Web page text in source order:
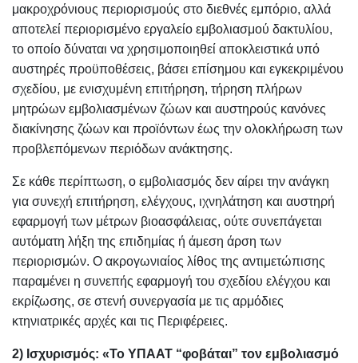
μακροχρόνιους περιορισμούς στο διεθνές εμπόριο, αλλά
αποτελεί περιορισμένο εργαλείο εμβολιασμού δακτυλίου,
το οποίο δύναται να χρησιμοποιηθεί αποκλειστικά υπό
αυστηρές προϋποθέσεις, βάσει επίσημου και εγκεκριμένου
σχεδίου, με ενισχυμένη επιτήρηση, τήρηση πλήρων
μητρώων εμβολιασμένων ζώων και αυστηρούς κανόνες
διακίνησης ζώων και προϊόντων έως την ολοκλήρωση των
προβλεπόμενων περιόδων ανάκτησης.
Σε κάθε περίπτωση, ο εμβολιασμός δεν αίρει την ανάγκη
για συνεχή επιτήρηση, ελέγχους, ιχνηλάτηση και αυστηρή
εφαρμογή των μέτρων βιοασφάλειας, ούτε συνεπάγεται
αυτόματη λήξη της επιδημίας ή άμεση άρση των
περιορισμών. Ο ακρογωνιαίος λίθος της αντιμετώπισης
παραμένει η συνεπής εφαρμογή του σχεδίου ελέγχου και
εκρίζωσης, σε στενή συνεργασία με τις αρμόδιες
κτηνιατρικές αρχές και τις Περιφέρειες.
2) Ισχυρισμός: «Το ΥΠΑΑΤ “φοβάται” τον εμβολιασμό